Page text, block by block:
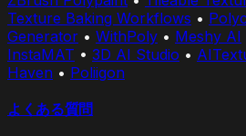
Texture Baking Workflows •
Generator • WithPoly • Meshy AI
InstaMAT • 3D AI Studio •
Haven • Poliigon
よくある質問